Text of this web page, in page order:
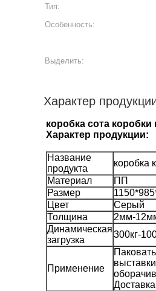
Тип:
Особенность:
Выделить:
Характер
коробка сота
Характер продукции:
Название
продукта
коробка
Материал
ПП
Размер
Цвет
Серый
Толщина
2мм-
Динамическая
загрузка
300кг-
Применение